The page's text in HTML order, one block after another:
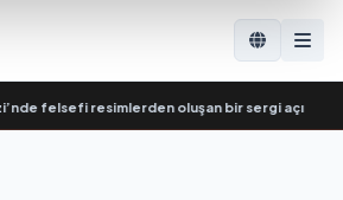
felsefi resimlerden oluşan bir sergi açıldı•